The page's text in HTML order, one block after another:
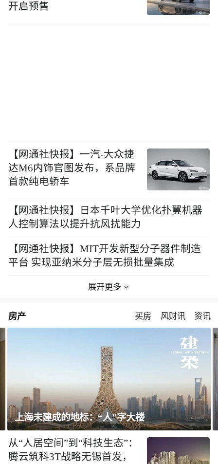
开启预售
【网通社快报】一汽-大众捷
达M6内饰官图发布，系品牌
首款纯电轿车
【网通社快报】日本千叶大学优化扑翼机器
人控制算法以提升抗风扰能力
【网通社快报】MIT开发新型分子器件制造
平台 实现亚纳米分子层无损批量集成
展开更多
房产 买房 风财讯 资讯
飘窗竟然能变身全屋C位 都后悔没早知道！
从“人居空间”到“科技生态”：
腾云筑科3T战略无锡首发，